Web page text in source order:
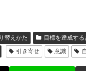
替えかた
目標を達成す
引き寄せ 意識